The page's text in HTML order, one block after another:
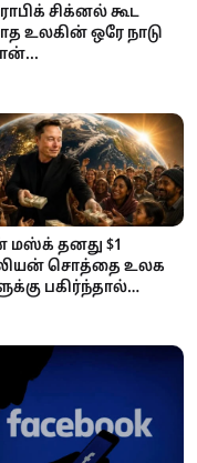
சிக்னல் கூட
உலகின் ஒரே நாடு
மஸ்க் தனது $1
சொத்தை உலக
பகிர்ந்தால்
கணக்குகள்!